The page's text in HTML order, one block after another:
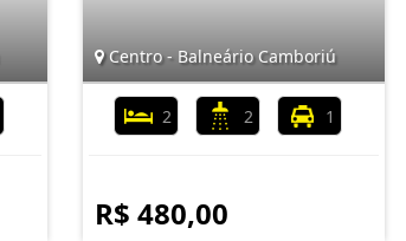
Centro - Balneário Camboriú
2 2 1
R$ 480,00